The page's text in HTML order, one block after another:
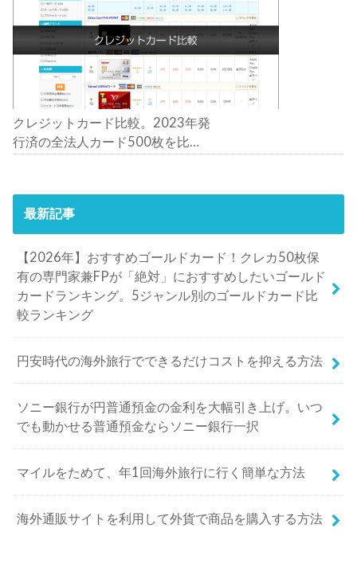
クレジットカード比較。2023年発
行済の全法人カード500枚を比
最新記事
【2026年】おすすめゴールドカード！クレカ50枚保
有の専門家兼FPが「絶対」におすすめしたいゴールド
カードランキング。5ジャンル別のゴールドカード比
較ランキング
円安時代の海外旅行でできるだけコストを抑える方法
ソニー銀行が円普通預金の金利を大幅引き上げ。いつ
でも動かせる普通預金ならソニー銀行一択
マイルをためて、年1回海外旅行に行く簡単な方法
海外通販サイトを利用して外貨で商品を購入する方法